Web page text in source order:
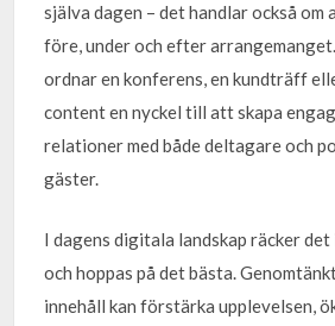
själva dagen – det handlar också om
före, under och efter
ordnar en konferens, en kundträff
content en nyckel till att skapa
relationer med både deltagare och
gäster.
I dagens digitala landskap räcker
och hoppas på det bästa.
innehåll kan förstärka upplevelsen,